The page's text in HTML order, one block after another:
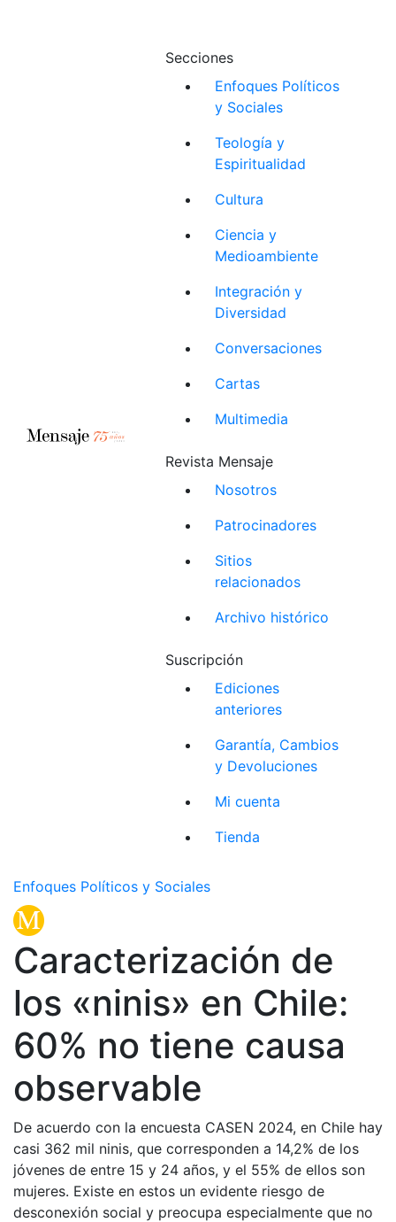
Secciones
Enfoques Políticos
y Sociales
Teología y
Espiritualidad
Cultura
Ciencia y
Medioambiente
Integración y
Diversidad
Conversaciones
Cartas
Multimedia
Revista Mensaje
Nosotros
Patrocinadores
Sitios
relacionados
Archivo histórico
Suscripción
Ediciones
anteriores
Garantía, Cambios
y Devoluciones
Mi cuenta
Tienda
Enfoques Políticos y Sociales
Caracterización de
los «ninis» en Chile:
60% no tiene causa
observable
De acuerdo con la encuesta CASEN 2024, en Chile hay
casi 362 mil ninis, que corresponden a 14,2% de los
jóvenes de entre 15 y 24 años, y el 55% de ellos son
mujeres. Existe en estos un evidente riesgo de
desconexión social y preocupa especialmente que no